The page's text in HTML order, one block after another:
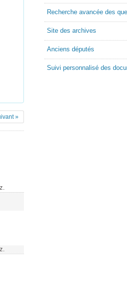
»
Recherche avancée des
Site des archives
Anciens députés
Suivi personnalisé des